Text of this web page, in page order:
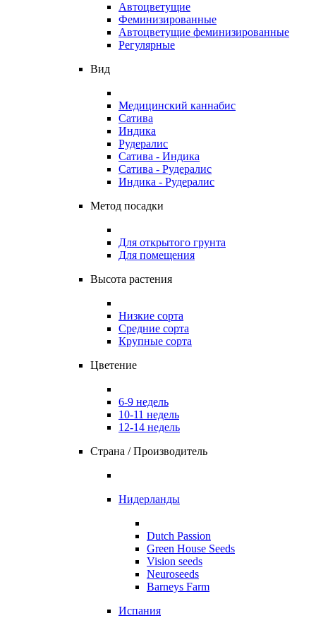
Автоцветущие
Феминизированные
Автоцветущие феминизированные
Регулярные
Вид
Медицинский каннабис
Сатива
Индика
Рудералис
Сатива - Индика
Сатива - Рудералис
Индика - Рудералис
Метод посадки
Для открытого грунта
Для помещения
Высота растения
Низкие сорта
Средние сорта
Крупные сорта
Цветение
6-9 недель
10-11 недель
12-14 недель
Страна / Производитель
Нидерланды
Dutch Passion
Green House Seeds
Vision seeds
Neuroseeds
Barneys Farm
Испания